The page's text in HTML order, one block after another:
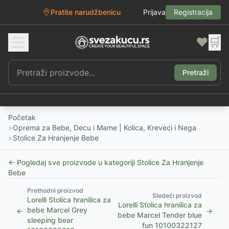
Pratite narudžbenicu Prijava Registracija
❤️ 🛒
Pretraži
Početak
>Oprema za Bebe, Decu i Mame | Kolica, Kreveci i Nega
>Stolice Za Hranjenje Bebe
← Pogledaj sve proizvode u kategoriji Stolice Za Hranjenje
Bebe
←
Prethodni proizvod
Lorelli Stolica hranilica za
bebe Marcel Grey
sleeping bear
Sledeći proizvod
Lorelli Stolica hranilica za
bebe Marcel Tender blue
fun 10100322127
→